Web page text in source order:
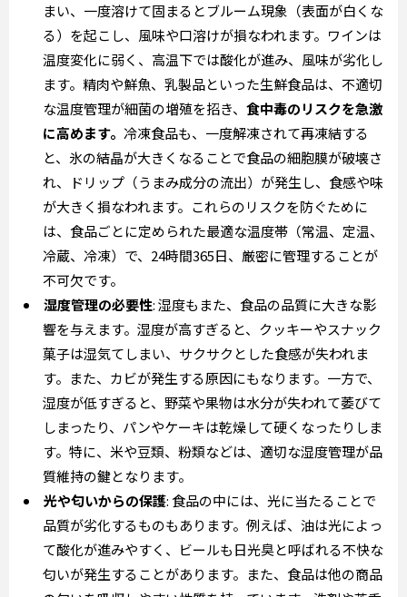
まい、一度溶けて固まるとブルーム現象（表面が白くな
る）を起こし、風味や口溶けが損なわれます。ワインは
温度変化に弱く、高温下では酸化が進み、風味が劣化し
ます。精肉や鮮魚、乳製品といった生鮮食品は、不適切
な温度管理が細菌の増殖を招き、 食中毒のリスクを急激
に高めます。 冷凍食品も、一度解凍されて再凍結する
と、氷の結晶が大きくなることで食品の細胞膜が破壊さ
れ、ドリップ（うまみ成分の流出）が発生し、食感や味
が大きく損なわれます。これらのリスクを防ぐために
は、食品ごとに定められた最適な温度帯（常温、定温、
冷蔵、冷凍）で、24時間365日、厳密に管理することが
不可欠です。
湿度管理の必要性: 湿度もまた、食品の品質に大きな影
響を与えます。湿度が高すぎると、クッキーやスナック
菓子は湿気てしまい、サクサクとした食感が失われま
す。また、カビが発生する原因にもなります。一方で、
湿度が低すぎると、野菜や果物は水分が失われて萎びて
しまったり、パンやケーキは乾燥して硬くなったりしま
す。特に、米や豆類、粉類などは、適切な湿度管理が品
質維持の鍵となります。
光や匂いからの保護: 食品の中には、光に当たることで
品質が劣化するものもあります。例えば、油は光によっ
て酸化が進みやすく、ビールも日光臭と呼ばれる不快な
匂いが発生することがあります。また、食品は他の商品